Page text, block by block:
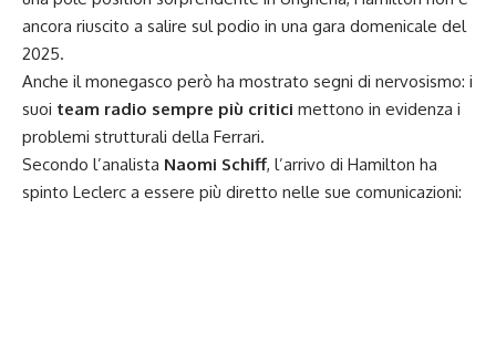
ancora riuscito a salire sul podio in una gara domenicale del
2025.
Anche il monegasco però ha mostrato segni di nervosismo: i
suoi team radio sempre più critici mettono in evidenza i
problemi strutturali della Ferrari.
Secondo l’analista Naomi Schiff, l’arrivo di Hamilton ha
spinto Leclerc a essere più diretto nelle sue comunicazioni: